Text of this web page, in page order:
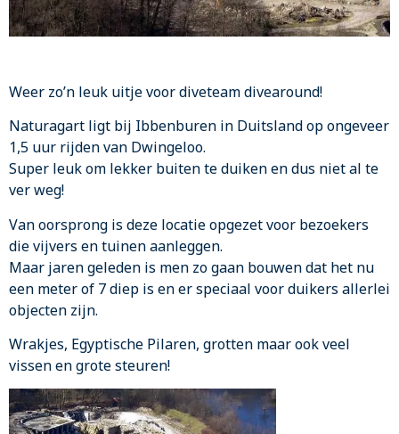
Weer zo’n leuk uitje voor diveteam divearound!
Naturagart ligt bij Ibbenburen in Duitsland op ongeveer
1,5 uur rijden van Dwingeloo.
Super leuk om lekker buiten te duiken en dus niet al te
ver weg!
Van oorsprong is deze locatie opgezet voor bezoekers
die vijvers en tuinen aanleggen.
Maar jaren geleden is men zo gaan bouwen dat het nu
een meter of 7 diep is en er speciaal voor duikers allerlei
objecten zijn.
Wrakjes, Egyptische Pilaren, grotten maar ook veel
vissen en grote steuren!